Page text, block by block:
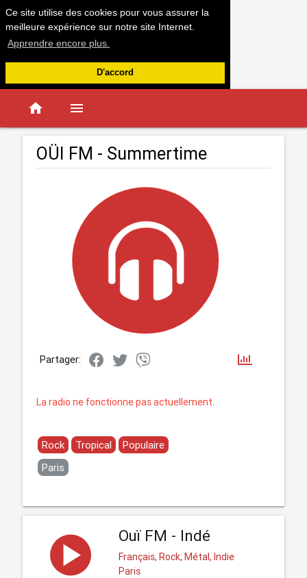
Ce site utilise des cookies pour vous assurer la
meilleure expérience sur notre site Internet.
Apprendre encore plus.
D'accord
home menu
OÜI FM - Summertime
Partager:
La radio ne fonctionne pas actuellement.
Rock Tropical
Populaire
Paris
Ouï FM - Indé
Français, Rock, Métal, Indie
Paris